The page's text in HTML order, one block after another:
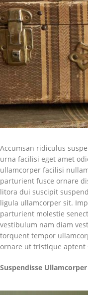
Accumsan ridiculus
urna facilisi eget amet
ullamcorper facilisi
parturient fusce ornare
litora dui suscipit
ligula ullamcorper sit.
parturient molestie
vestibulum nam diam
torquent tempor
ornare ut tristique aptent
Suspendisse Ullamcorper